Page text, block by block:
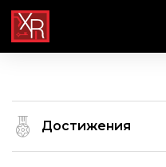
Достижения